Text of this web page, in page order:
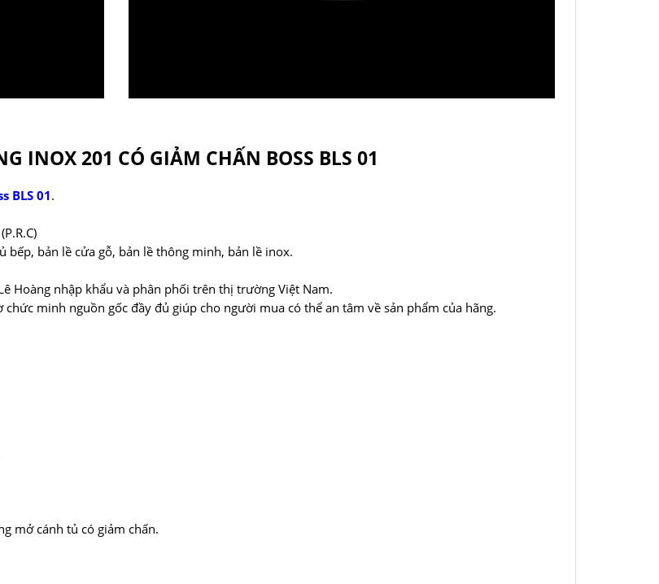
INOX 201 CÓ GIẢM CHẤN BOSS BLS 01
BLS 01.
bếp, bản lề cửa gỗ, bản lề thông minh, bản lề inox.
Hoàng nhập khẩu và phân phối trên thị trường Việt Nam.
minh nguồn gốc đầy đủ giúp cho người mua có thể an tâm về sản phẩm của hãng.
mở cánh tủ có giảm chấn.